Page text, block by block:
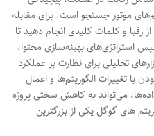
موتور جستجو است. برای مقابله
رقبا و کلمات کلیدی انجام دهید تا
استراتژی‌های بهینه‌سازی محتوا،
تحلیلی برای نظارت بر عملکرد
با تغییرات الگوریتم‌ها و اعمال
می‌تواند به کاهش سختی پروژه
های گوگل یکی از بزرگترین